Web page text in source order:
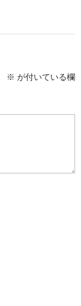
※ が付いている欄